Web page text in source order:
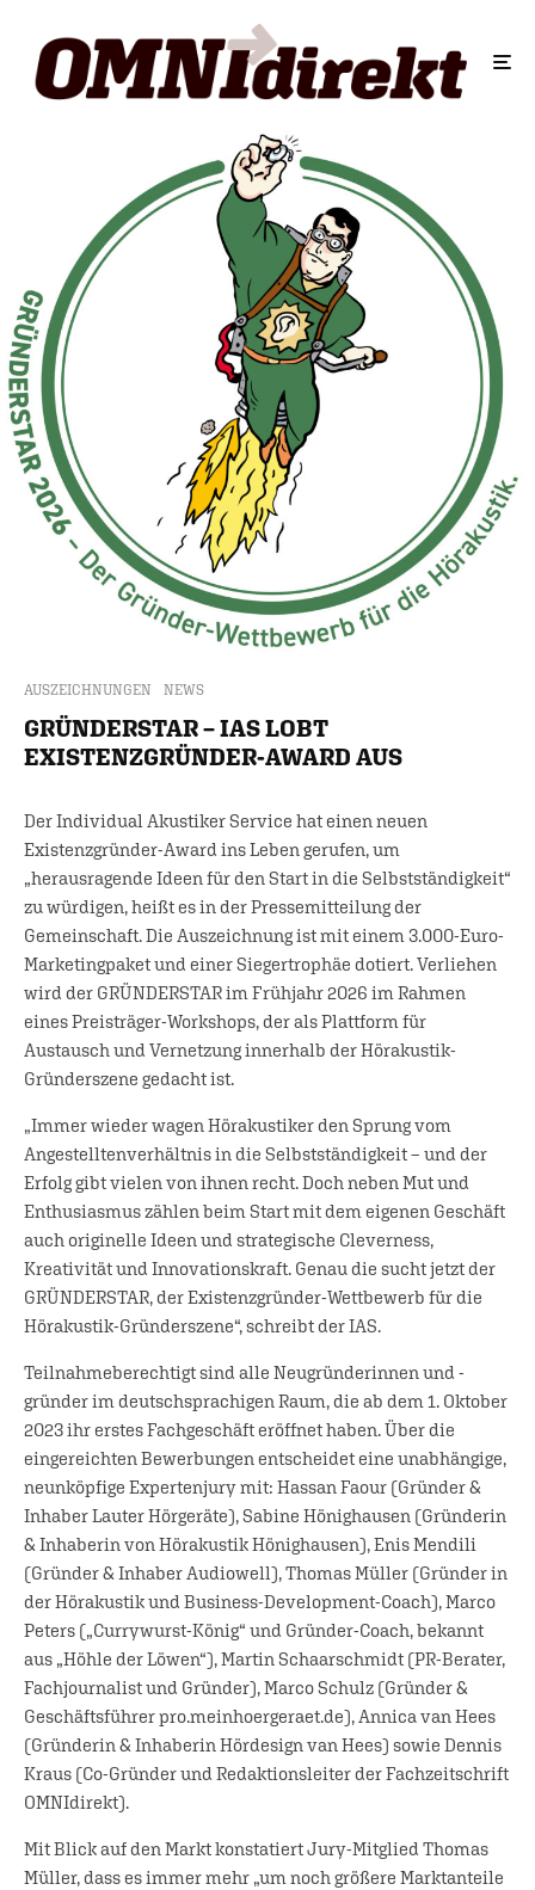
AUSZEICHNUNGEN NEWS
GRÜNDERSTAR – IAS LOBT
EXISTENZGRÜNDER-AWARD AUS
Der Individual Akustiker Service hat einen neuen
Existenzgründer-Award ins Leben gerufen, um
„herausragende Ideen für den Start in die Selbstständigkeit“
zu würdigen, heißt es in der Pressemitteilung der
Gemeinschaft. Die Auszeichnung ist mit einem 3.000-Euro-
Marketingpaket und einer Siegertrophäe dotiert. Verliehen
wird der GRÜNDERSTAR im Frühjahr 2026 im Rahmen
eines Preisträger-Workshops, der als Plattform für
Austausch und Vernetzung innerhalb der Hörakustik-
Gründerszene gedacht ist.
„Immer wieder wagen Hörakustiker den Sprung vom
Angestelltenverhältnis in die Selbstständigkeit – und der
Erfolg gibt vielen von ihnen recht. Doch neben Mut und
Enthusiasmus zählen beim Start mit dem eigenen Geschäft
auch originelle Ideen und strategische Cleverness,
Kreativität und Innovationskraft. Genau die sucht jetzt der
GRÜNDERSTAR, der Existenzgründer-Wettbewerb für die
Hörakustik-Gründerszene“, schreibt der IAS.
Teilnahmeberechtigt sind alle Neugründerinnen und -
gründer im deutschsprachigen Raum, die ab dem 1. Oktober
2023 ihr erstes Fachgeschäft eröffnet haben. Über die
eingereichten Bewerbungen entscheidet eine unabhängige,
neunköpfige Expertenjury mit: Hassan Faour (Gründer &
Inhaber Lauter Hörgeräte), Sabine Hönighausen (Gründerin
& Inhaberin von Hörakustik Hönighausen), Enis Mendili
(Gründer & Inhaber Audiowell), Thomas Müller (Gründer in
der Hörakustik und Business-Development-Coach), Marco
Peters („Currywurst-König“ und Gründer-Coach, bekannt
aus „Höhle der Löwen“), Martin Schaarschmidt (PR-Berater,
Fachjournalist und Gründer), Marco Schulz (Gründer &
Geschäftsführer pro.meinhoergeraet.de), Annica van Hees
(Gründerin & Inhaberin Hördesign van Hees) sowie Dennis
Kraus (Co-Gründer und Redaktionsleiter der Fachzeitschrift
OMNIdirekt).
Mit Blick auf den Markt konstatiert Jury-Mitglied Thomas
Müller, dass es immer mehr „um noch größere Marktanteile